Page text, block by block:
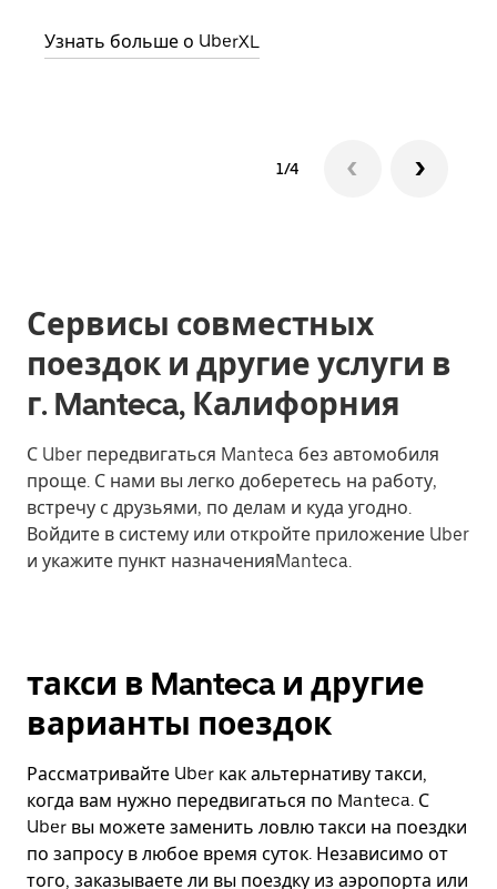
Узнать больше о UberXL
1/4
Сервисы совместных
поездок и другие услуги в
г. Manteca, Калифорния
С Uber передвигаться Manteca без автомобиля
проще. С нами вы легко доберетесь на работу,
встречу с друзьями, по делам и куда угодно.
Войдите в систему или откройте приложение Uber
и укажите пункт назначенияManteca.
такси в Manteca и другие
варианты поездок
Рассматривайте Uber как альтернативу такси,
когда вам нужно передвигаться по Manteca. С
Uber вы можете заменить ловлю такси на поездки
по запросу в любое время суток. Независимо от
того, заказываете ли вы поездку из аэропорта или